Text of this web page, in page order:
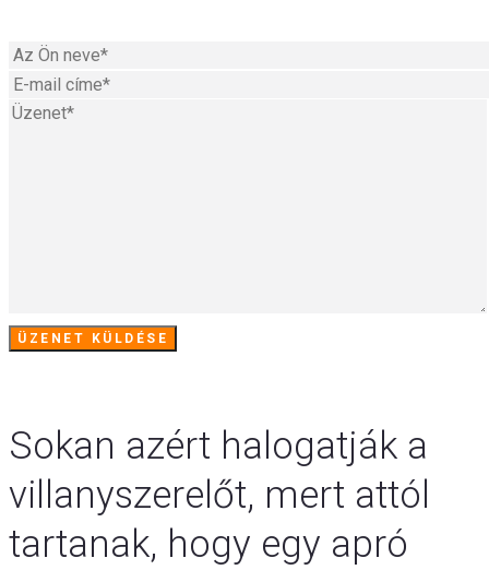
Sokan azért halogatják a
villanyszerelőt, mert attól
tartanak, hogy egy apró